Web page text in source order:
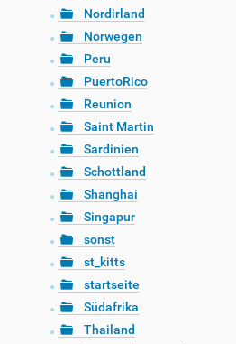
Nordirland
Norwegen
Peru
PuertoRico
Reunion
Saint Martin
Sardinien
Schottland
Shanghai
Singapur
sonst
st_kitts
startseite
Südafrika
Thailand